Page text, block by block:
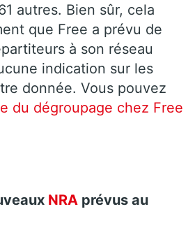
autres. Bien sûr, cela
que Free a prévu de
à son réseau
indication sur les
donnée. Vous pouvez
du dégroupage chez Free
NRA prévus au